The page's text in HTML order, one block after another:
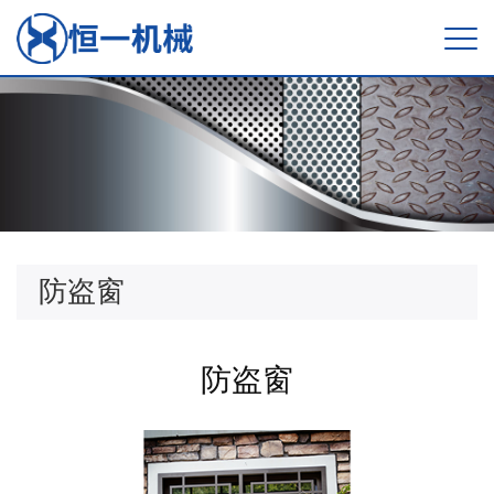
防盗窗
防盗窗